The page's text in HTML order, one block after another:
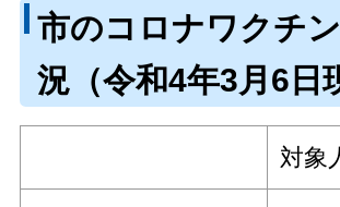
市のコロナワクチ
況（令和4年3月6日
対象